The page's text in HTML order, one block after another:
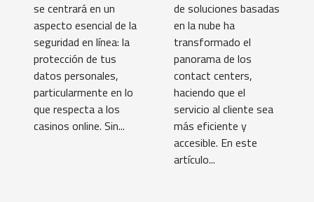
se centrará en un
aspecto esencial de la
seguridad en línea: la
protección de tus
datos personales,
particularmente en lo
que respecta a los
casinos online. Sin...
de soluciones basadas
en la nube ha
transformado el
panorama de los
contact centers,
haciendo que el
servicio al cliente sea
más eficiente y
accesible. En este
artículo...